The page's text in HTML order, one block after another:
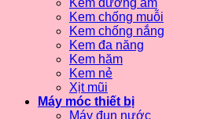
Kem chống muỗi
Kem chống nắng
Kem đa năng
Kem hăm
Kem nẻ
Xịt mũi
Máy móc thiết bị
Máy đun nước